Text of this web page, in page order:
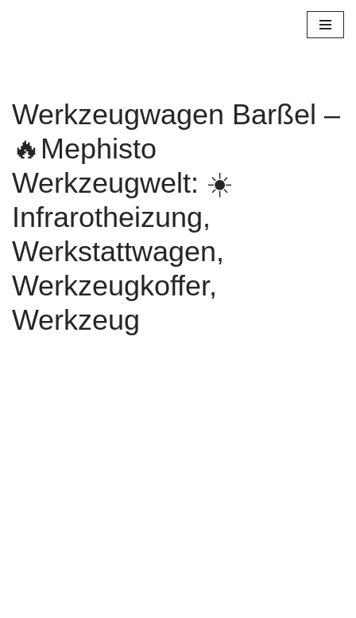
Werkzeugwagen Barßel –
🔥Mephisto
Werkzeugwelt: ☀️
Infrarotheizung,
Werkstattwagen,
Werkzeugkoffer,
Werkzeug